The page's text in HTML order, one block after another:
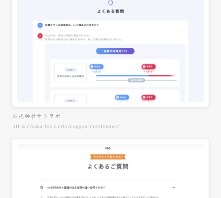
株式会社サクラボ
https://saku-tools.info/copyperindefender/